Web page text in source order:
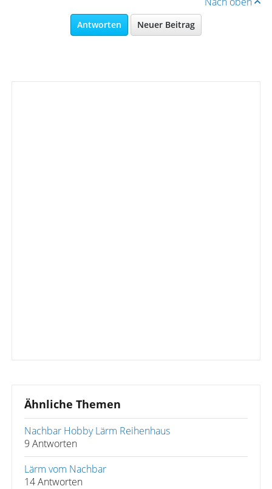
Antworten Neuer Beitrag
Ähnliche Themen
Nachbar Hobby Lärm Reihenhaus
9 Antworten
Lärm vom Nachbar
14 Antworten